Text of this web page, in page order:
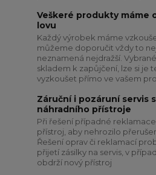
Veškeré produkty máme
lovu
Každý výrobek máme
můžeme doporučit vždy to
neznamená nejdražší.
skladem k zapůjčení, lze si je
vyzkoušet přímo ve vašem
Záruční i pozáruní servis
náhradního přístroje
Při řešení případné
přístroj, aby nehrozilo
Řešení oprav či reklamací
přijetí zásilky na servis, v
obdrží nový přístroj